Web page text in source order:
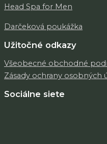
Head Spa for Men
Darčeková poukážka
Užitočné odkazy
Všeobecné obchodné
Zásady ochrany osobných
Sociálne siete